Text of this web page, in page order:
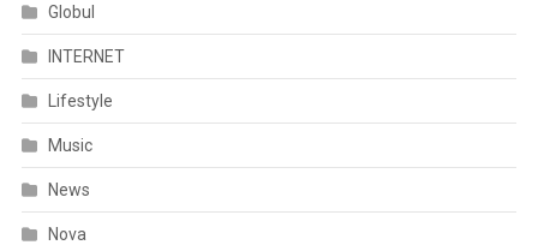
Globul
INTERNET
Lifestyle
Music
News
Nova